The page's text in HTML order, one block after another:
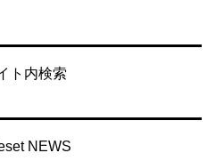
ト内検索
NEWS